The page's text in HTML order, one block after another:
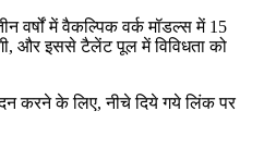
वर्षों में वैकल्पिक वर्क मॉडल्‍स में 15
, और इससे टैलेंट पूल में विविधता को
करने के लिए,नीचे दिये गये लिंक पर